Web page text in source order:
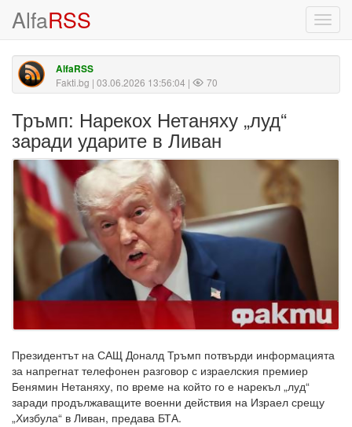
AlfaRSS
AlfaRSS
Fakti.bg | 03.06.2026 13:56:04 | 70
Тръмп: Нарекох Нетаняху „луд“
заради ударите в Ливан
Президентът на САЩ Доналд Тръмп потвърди информацията
за напрегнат телефонен разговор с израелския премиер
Бенямин Нетаняху, по време на който го е нарекъл „луд“
заради продължаващите военни действия на Израел срещу
„Хизбула“ в Ливан, предава БТА.